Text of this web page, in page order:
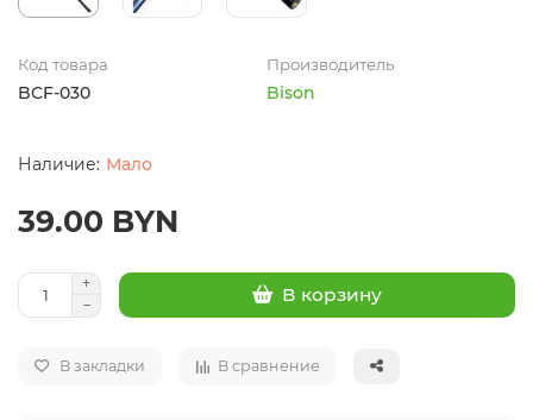
Код товара
BCF-030
Производитель
Bison
Мало
39.00 BYN
В корзину
В закладки В сравнение